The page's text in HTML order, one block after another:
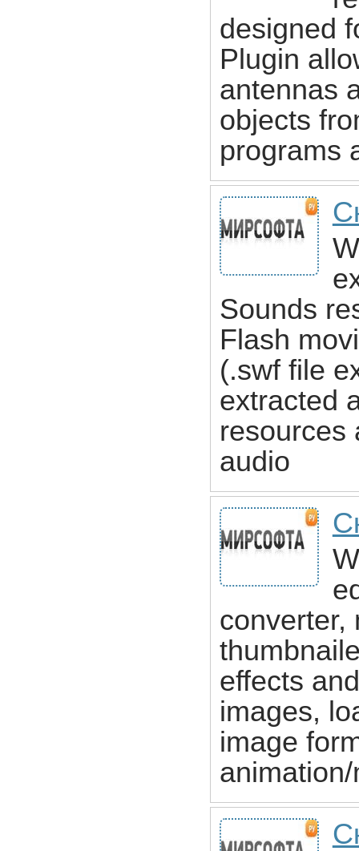
designed
Plugin
antennas
objects
programs
Sounds
Flash
(.swf file
extracted
resources
audio
converter,
effects
images,
image